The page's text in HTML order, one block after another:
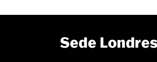
Sede Londres